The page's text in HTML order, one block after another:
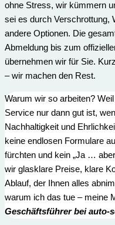
ohne Stress, wir kümmern
sei es durch Verschrottung,
andere Optionen. Die
Abmeldung bis zum
übernehmen wir für Sie.
– wir machen den Rest.
Warum wir so arbeiten?
Service nur dann gut ist,
Nachhaltigkeit und
keine endlosen Formulare
fürchten und kein „Ja …
wir glasklare Preise, klare
Ablauf, der Ihnen alles
warum ich das tue – meine
Geschäftsführer bei auto-